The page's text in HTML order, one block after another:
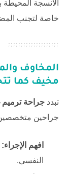
الأنسجة المحيطة
خاصة لتجنب
المخاوف
مخيف كما
تبدد جراحة
جراحين
افهم الإجراء:
النفسي.